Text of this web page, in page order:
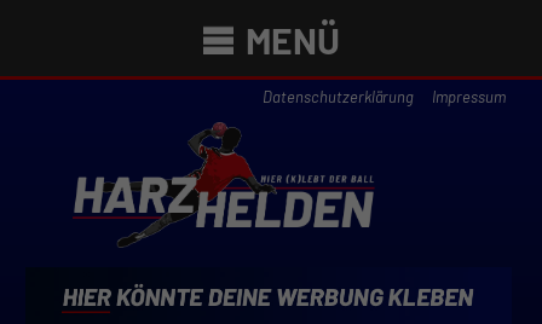
MENÜ
Datenschutzerklärung Impressum